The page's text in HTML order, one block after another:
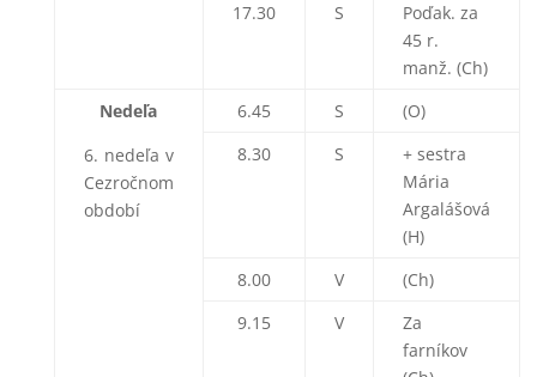
17.30
S
Poďak. za
45 r.
manž. (Ch)
Nedeľa
6. nedeľa v
Cezročnom
období
6.45 S
(O)
8.30
S
+ sestra
Mária
Argalášová
(H)
8.00
V
(Ch)
9.15
V
Za
farníkov